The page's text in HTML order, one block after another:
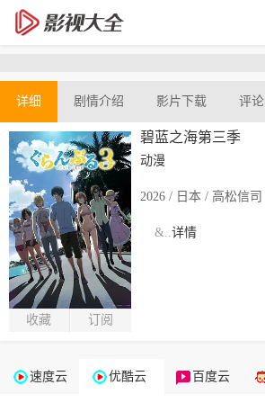
详细 剧情介绍 影片下载 评论
收藏 订阅
碧蓝之海第三季
动漫
2026 / 日本 / 高松信司
&..详情
速度云 优酷云 百度云